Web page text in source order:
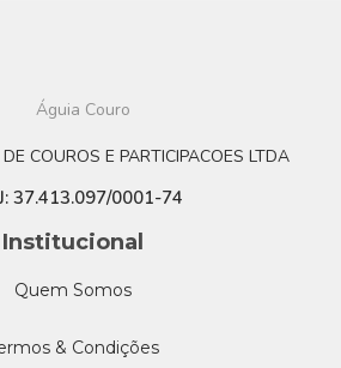
COUROS E PARTICIPACOES LTDA
37.413.097/0001-74
Institucional
Quem Somos
& Condições